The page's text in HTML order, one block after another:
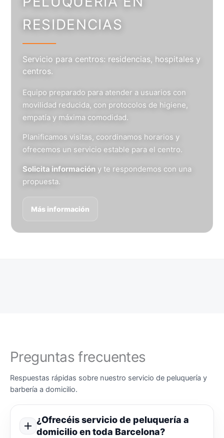
RESIDENCIAS
Servicio para centros: residencias, hospitales y
centros.
Equipo preparado para atender a usuarios con
movilidad reducida, con protocolos de higiene,
empatía y máxima comodidad.
Planificamos visitas, coordinamos horarios y
ofrecemos un servicio estable para el centro.
Solicita información y te respondemos con una
propuesta.
Más información
Preguntas frecuentes
Respuestas rápidas sobre nuestro servicio de peluquería y
barbería a domicilio.
¿Ofrecéis servicio de peluquería a
domicilio en toda Barcelona?